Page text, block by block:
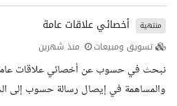
الحقيقية في إحداث فرق. سيكون
للمستقلين وأصحاب المشاريع على
استفسار أو مشكلة بكفاءة وبأسلوب ودود
مع استفسارات وطلبات المستخدمين
احتياجات العملاء وتقديم حلول مخصصة
منتهية أخصائي علاقات عامة
تسويق ومبيعات منذ شهرين
نبحث في حسوب عن أخصائي علاقات عامة
والمساهمة في إيصال رسالة حسوب إلى